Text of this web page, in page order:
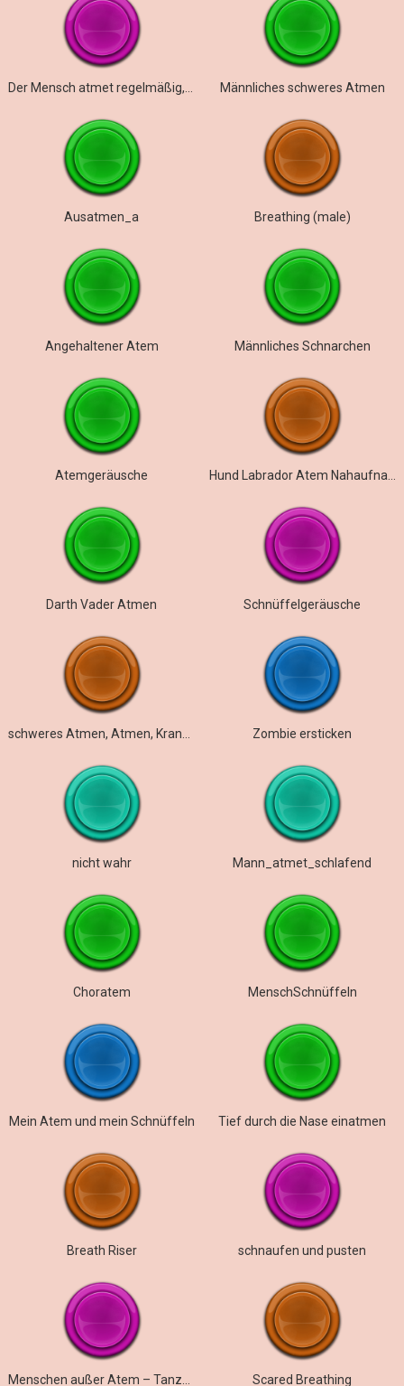
Männliches schweres Atmen
Ausatmen_a Breathing (male)
Angehaltener Atem Männliches Schnarchen
Atemgeräusche
Darth Vader Atmen Schnüffelgeräusche
Zombie ersticken
nicht wahr Mann_atmet_schlafend
Choratem MenschSchnüffeln
Mein Atem und mein Schnüffeln Tief durch die Nase einatmen
Breath Riser schnaufen und pusten
Scared Breathing